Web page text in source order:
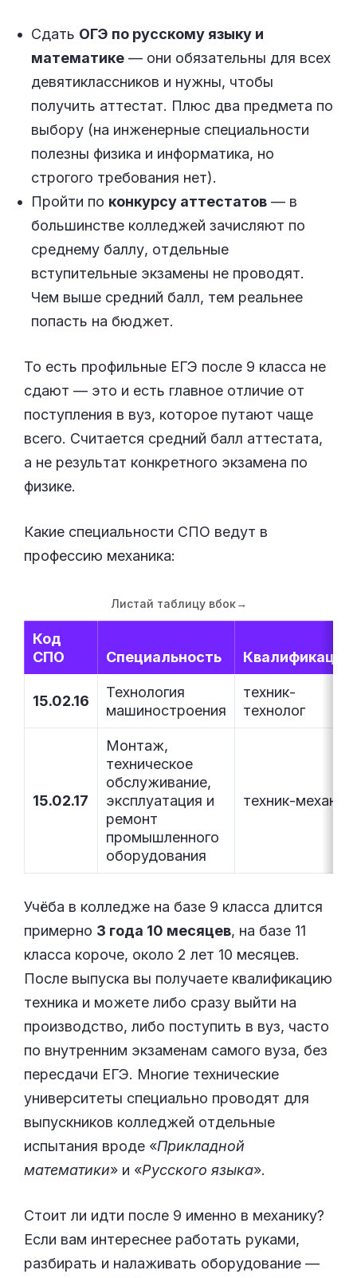
Сдать ОГЭ по русскому языку и
математике — они обязательны для всех
девятиклассников и нужны, чтобы
получить аттестат. Плюс два предмета по
выбору (на инженерные специальности
полезны физика и информатика, но
строгого требования нет).
Пройти по конкурсу аттестатов — в
большинстве колледжей зачисляют по
среднему баллу, отдельные
вступительные экзамены не проводят.
Чем выше средний балл, тем реальнее
попасть на бюджет.
То есть профильные ЕГЭ после 9 класса не
сдают — это и есть главное отличие от
поступления в вуз, которое путают чаще
всего. Считается средний балл аттестата,
а не результат конкретного экзамена по
физике.
Какие специальности СПО ведут в
профессию механика:
Листай таблицу вбок→
Код
СПО
Специальность Квалификация
15.02.16
Технология
машиностроения
техник-
технолог
15.02.17
Монтаж,
техническое
обслуживание,
эксплуатация и
ремонт
промышленного
оборудования
техник-механик
Учёба в колледже на базе 9 класса длится
примерно 3 года 10 месяцев, на базе 11
класса короче, около 2 лет 10 месяцев.
После выпуска вы получаете квалификацию
техника и можете либо сразу выйти на
производство, либо поступить в вуз, часто
по внутренним экзаменам самого вуза, без
пересдачи ЕГЭ. Многие технические
университеты специально проводят для
выпускников колледжей отдельные
испытания вроде «Прикладной
математики» и «Русского языка».
Стоит ли идти после 9 именно в механику?
Если вам интереснее работать руками,
разбирать и налаживать оборудование —